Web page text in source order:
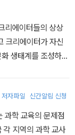
리에이터들의 상상
크리에이터가 자신
생태계를 조성하고
저자파일 신간알림 신청
과학 교육의 문제점
각 지역의 과학 교사